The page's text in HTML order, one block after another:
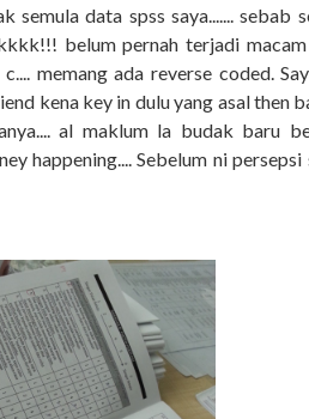
semula data spss saya....... sebab
belum pernah terjadi
memang ada reverse coded.
kena key in dulu yang asal then
al maklum la budak baru
happening.... Sebelum ni persepsi